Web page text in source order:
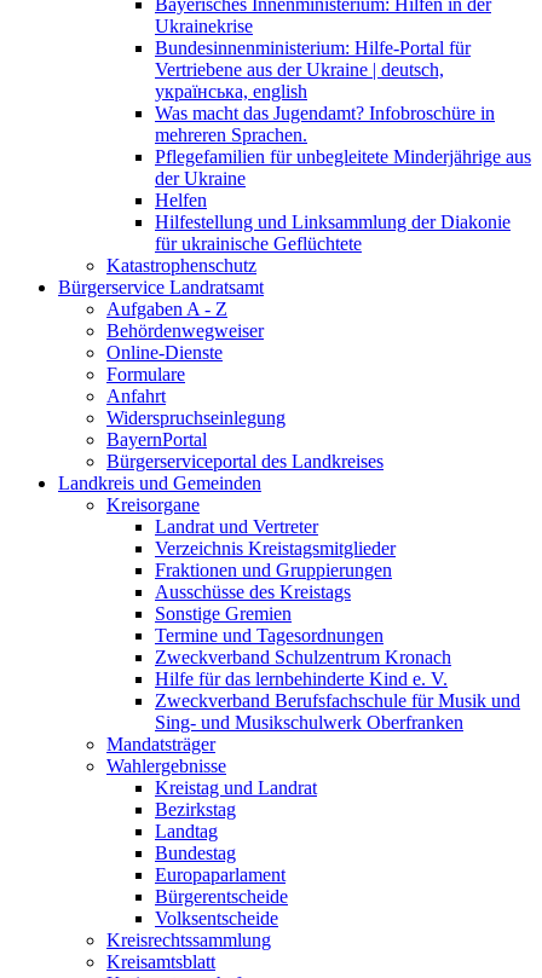
Bayerisches Innenministerium: Hilfen in der
Ukrainekrise
Bundesinnenministerium: Hilfe-Portal für
Vertriebene aus der Ukraine | deutsch,
українська, english
Was macht das Jugendamt? Infobroschüre in
mehreren Sprachen.
Pflegefamilien für unbegleitete Minderjährige aus
der Ukraine
Helfen
Hilfestellung und Linksammlung der Diakonie
für ukrainische Geflüchtete
Katastrophenschutz
Bürgerservice Landratsamt
Aufgaben A - Z
Behördenwegweiser
Online-Dienste
Formulare
Anfahrt
Widerspruchseinlegung
BayernPortal
Bürgerserviceportal des Landkreises
Landkreis und Gemeinden
Kreisorgane
Landrat und Vertreter
Verzeichnis Kreistagsmitglieder
Fraktionen und Gruppierungen
Ausschüsse des Kreistags
Sonstige Gremien
Termine und Tagesordnungen
Zweckverband Schulzentrum Kronach
Hilfe für das lernbehinderte Kind e. V.
Zweckverband Berufsfachschule für Musik und
Sing- und Musikschulwerk Oberfranken
Mandatsträger
Wahlergebnisse
Kreistag und Landrat
Bezirkstag
Landtag
Bundestag
Europaparlament
Bürgerentscheide
Volksentscheide
Kreisrechtssammlung
Kreisamtsblatt